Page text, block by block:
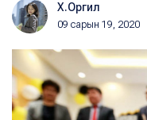
Х.Оргил
09 сарын 19, 2020